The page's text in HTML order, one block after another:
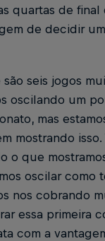
quartas de final
de decidir
seis jogos
oscilando um
mas
mostrando
o que
oscilar como
nos cobrando
essa primeira
com a